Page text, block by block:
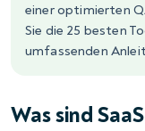
einer optimierten
Sie die 25 besten
umfassenden
Was sind